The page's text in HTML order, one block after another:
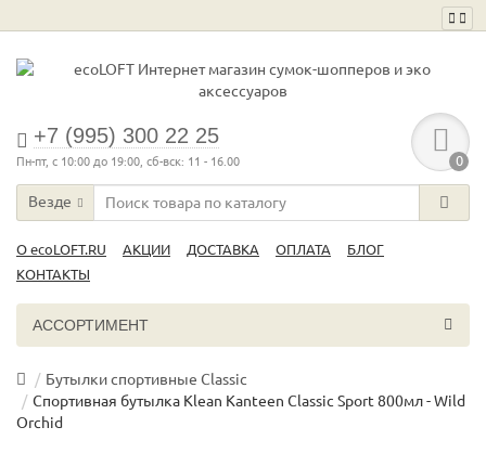
+7 (995) 300 22 25
Пн-пт, с 10:00 до 19:00, сб-вск: 11 - 16.00 0
Везде
О ecoLOFT.RU АКЦИИ ДОСТАВКА ОПЛАТА
БЛОГ
КОНТАКТЫ
АССОРТИМЕНТ
Бутылки спортивные Classic
Спортивная бутылка Klean Kanteen Classic Sport 800мл - Wild
Orchid